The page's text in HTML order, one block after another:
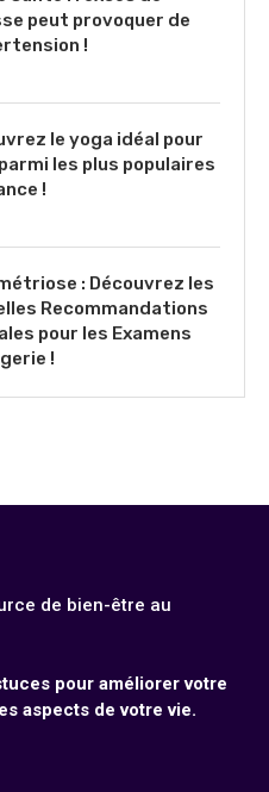
peut provoquer de
!
le yoga idéal pour
les plus populaires
!
: Découvrez les
Recommandations
pour les Examens
!
de bien-être au
pour améliorer votre
aspects de votre vie.